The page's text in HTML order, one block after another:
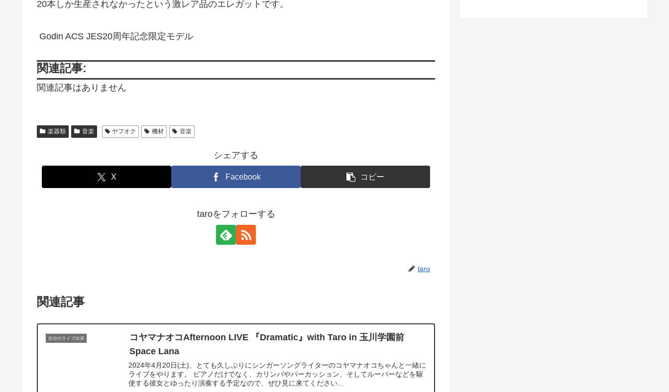
20本しか生産されなかったという激レア品のエレガットです。
Godin ACS JES20周年記念限定モデル
関連記事:
関連記事はありません
楽器類 音楽 ヤフオク 機材 音楽
シェアする
X Facebook コピー
taroをフォローする
taro
関連記事
自分のライブ出演
コヤマナオコAfternoon LIVE 『Dramatic』with Taro in 玉川学園前
Space Lana
2024年4月20日(土)、とても久しぶりにシンガーソングライターのコヤマナオコちゃんと一緒に
ライブをやります。 ピアノだけでなく、カリンバやパーカッション、そしてルーパーなどを駆
使する彼女とゆったり演奏する予定なので、ぜひ見に来てください...